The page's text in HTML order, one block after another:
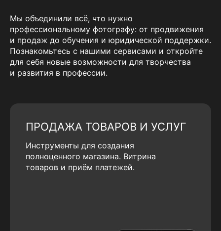
Мы объединили всё, что нужно
профессиональному фотографу: от продвижения
и продаж до обучения и юридической поддержки.
Познакомьтесь с нашими сервисами и откройте
для себя новые возможности для творчества
и развития в профессии.
ПРОДАЖА ТОВАРОВ И УСЛУГ
Инструменты для создания
полноценного магазина. Витрина
товаров и приём платежей.